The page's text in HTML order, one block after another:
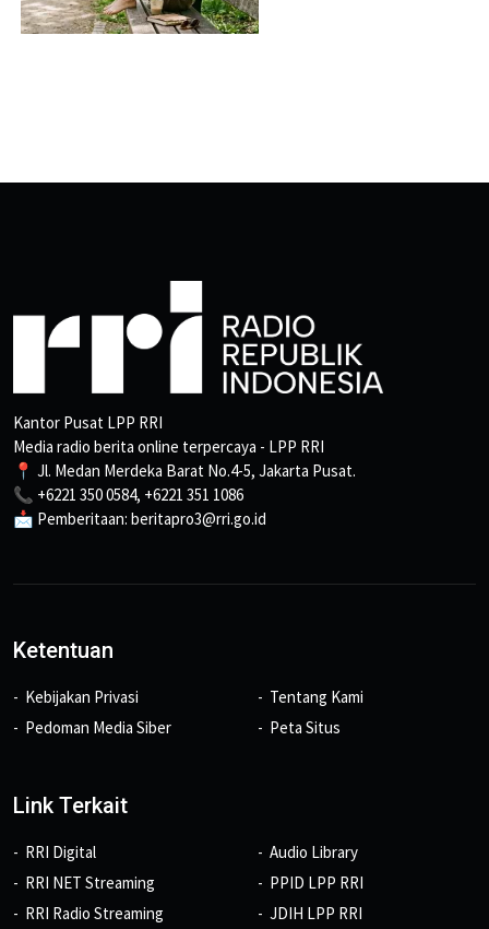
Kantor Pusat LPP RRI
Media radio berita online terpercaya - LPP RRI
📍 Jl. Medan Merdeka Barat No.4-5, Jakarta Pusat.
📞 +6221 350 0584, +6221 351 1086
📩 Pemberitaan: beritapro3@rri.go.id
Ketentuan
Kebijakan Privasi
Pedoman Media Siber
Tentang Kami
Peta Situs
Link Terkait
RRI Digital
RRI NET Streaming
RRI Radio Streaming
Audio Library
PPID LPP RRI
JDIH LPP RRI